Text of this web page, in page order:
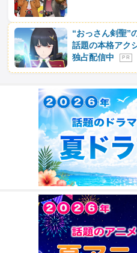
“おっさん剣聖
話題の本格アク
独占配信中
P R